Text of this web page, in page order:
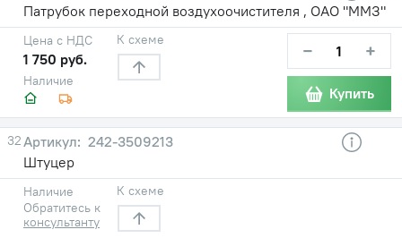
Патрубок переходной воздухоочистителя , ОАО "ММЗ"
Наличие
Цена с НДС
1 750 руб.
К схеме − +
Купить
32
242-3509213
Штуцер
Наличие
Обратитесь к
консультанту
К схеме